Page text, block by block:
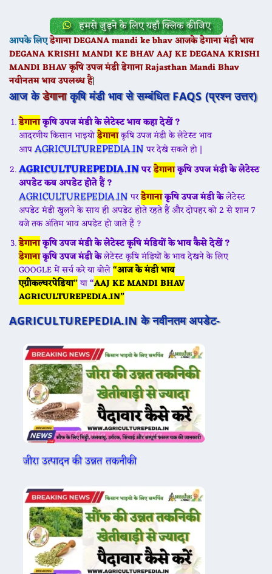
हमसे जुड़ने के लिए यहाँ क्लिक कीजिए
आपके लिएडेगानाDEGANAmandi ke bhav आजकेडेगानामंडी भाव
DEGANA KRISHI MANDI KE BHAV AAJ KEDEGANAKRISHI
MANDI BHAV कृषि उपज मंडीडेगानाRajasthan Mandi Bhav
नवीनतम भाव उपलब्ध हैं|
आज केडेगानाकृषि मंडी भाव से सम्बंधित FAQS (प्रश्न उत्तर)
डेगानाकृषि उपज मंडी के लेटेस्ट भाव कहा देखें ?
आदरणीय किसान भाइयोडेगानाकृषि उपज मंडी के लेटेस्ट भाव
आपAGRICULTUREPEDIA.INपर देखे सकते हो |
AGRICULTUREPEDIA.INपरडेगानाकृषि उपज मंडी केलेटेस्ट
अपडेट कब अपडेट होते हैं ?
AGRICULTUREPEDIA.INपरडेगानाकृषि उपज मंडी केलेटेस्ट
अपडेट मंडी खुलने के साथ ही अपडेट होते रहते हैं और दोपहर को 2 से शाम 7
बजे तक अंतिम भाव अपडेट हो जाते हैं ?
डेगानाकृषि उपज मंडी केलेटेस्ट कृषि मंडियों के भाव कैसे देखें ?
डेगानाकृषि उपज मंडी केलेटेस्ट कृषि मंडियों के भाव देखने के लिए
GOOGLE में सर्च करे या बोले“आज के मंडी भाव
एग्रीकल्चरपेडिया”या“AAJ KE MANDI BHAV
AGRICULTUREPEDIA.IN”
AGRICULTUREPEDIA.IN के नवीनतम अपडेट-
जीरा उत्पादन की उन्नत तकनीकी